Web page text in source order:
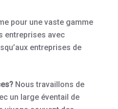
pour une vaste gamme
entreprises avec
entreprises de
Nous travaillons de
un large éventail de